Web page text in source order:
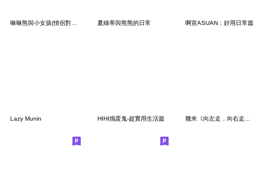
夏綠蒂與熊熊的日常 啊宣ASUAN：好用日常篇
Lazy Munin HIHI搗蛋鬼-超實用生活篇 幾米《向左走．向右走》x咻咻熊